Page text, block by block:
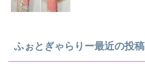
ふぉとぎゃらりー最近の投稿